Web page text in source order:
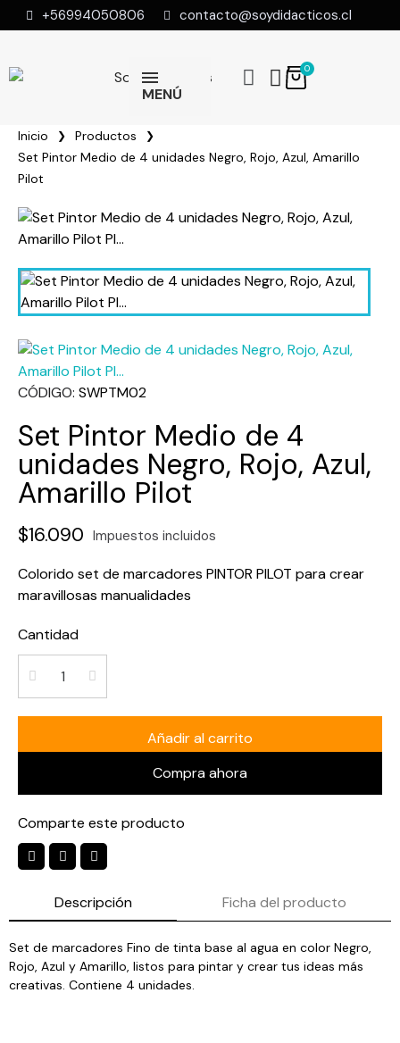
+56994050806 contacto@soydidacticos.cl
MENÚ
Inicio
Productos
Set Pintor Medio de 4 unidades Negro, Rojo, Azul, Amarillo
Pilot
CÓDIGO SWPTM02
Set Pintor Medio de 4
unidades Negro, Rojo, Azul,
Amarillo Pilot
$16.090 Impuestos incluidos
Colorido set de marcadores PINTOR PILOT para crear
maravillosas manualidades
Cantidad
Añadir al carrito
Compra ahora
Comparte este producto
Descripción Ficha del producto
Set de marcadores Fino de tinta base al agua en color Negro,
Rojo, Azul y Amarillo, listos para pintar y crear tus ideas más
creativas. Contiene 4 unidades.